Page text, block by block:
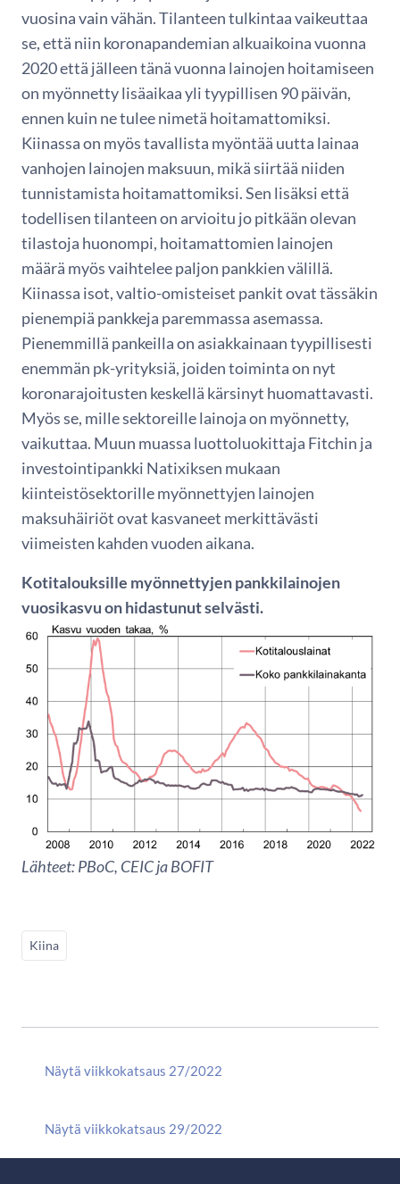
vuosina vain vähän. Tilanteen tulkintaa vaikeuttaa
se, että niin koronapandemian alkuaikoina vuonna
2020 että jälleen tänä vuonna lainojen hoitamiseen
on myönnetty lisäaikaa yli tyypillisen 90 päivän,
ennen kuin ne tulee nimetä hoitamattomiksi.
Kiinassa on myös tavallista myöntää uutta lainaa
vanhojen lainojen maksuun, mikä siirtää niiden
tunnistamista hoitamattomiksi. Sen lisäksi että
todellisen tilanteen on arvioitu jo pitkään olevan
tilastoja huonompi, hoitamattomien lainojen
määrä myös vaihtelee paljon pankkien välillä.
Kiinassa isot, valtio-omisteiset pankit ovat tässäkin
pienempiä pankkeja paremmassa asemassa.
Pienemmillä pankeilla on asiakkainaan tyypillisesti
enemmän pk-yrityksiä, joiden toiminta on nyt
koronarajoitusten keskellä kärsinyt huomattavasti.
Myös se, mille sektoreille lainoja on myönnetty,
vaikuttaa. Muun muassa luottoluokittaja Fitchin ja
investointipankki Natixiksen mukaan
kiinteistösektorille myönnettyjen lainojen
maksuhäiriöt ovat kasvaneet merkittävästi
viimeisten kahden vuoden aikana.
Kotitalouksille myönnettyjen pankkilainojen
vuosikasvu on hidastunut selvästi.
Lähteet: PBoC, CEIC ja BOFIT
Kiina
Näytä viikkokatsaus 27/2022
Näytä viikkokatsaus 29/2022